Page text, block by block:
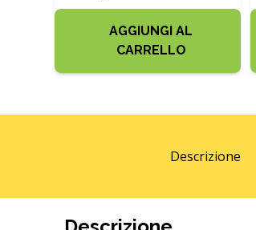
AGGIUNGI AL
CARRELLO
Descrizione